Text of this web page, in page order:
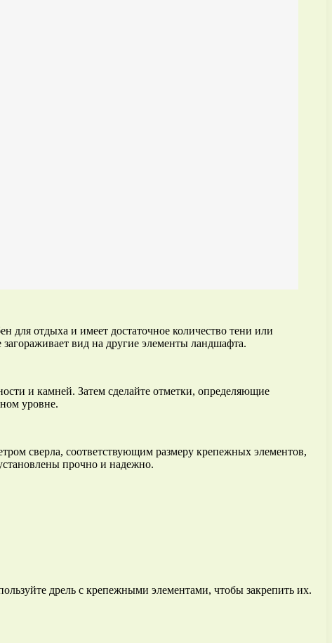
для отдыха и имеет достаточное количество тени или
вид на другие элементы ландшафта.
и камней. Затем сделайте отметки, определяющие
уровне.
сверла, соответствующим размеру крепежных элементов,
прочно и надежно.
дрель с крепежными элементами, чтобы закрепить их.